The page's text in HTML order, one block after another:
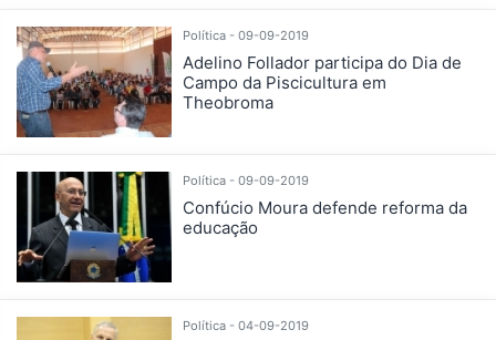
Política - 09-09-2019
Adelino Follador participa do Dia de
Campo da Piscicultura em
Theobroma
Política - 09-09-2019
Confúcio Moura defende reforma da
educação
Política - 04-09-2019